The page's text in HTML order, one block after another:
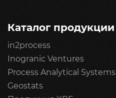
Каталог продукции
in2process
Inogranic Ventures
Process Analytical Systems
Geostats